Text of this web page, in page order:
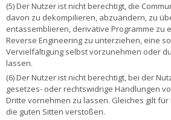
(5) Der Nutzer ist nicht berechtigt, die
davon zu dekompilieren, abzuändern, zu
entassemblieren, derivative Programme zu
Reverse Engineering zu unterziehen, eine
Vervielfältigung selbst vorzunehmen oder
lassen.
(6) Der Nutzer ist nicht berechtigt, bei der
gesetzes- oder rechtswidrige Handlungen
Dritte vornehmen zu lassen. Gleiches gilt
die guten Sitten verstoßen.